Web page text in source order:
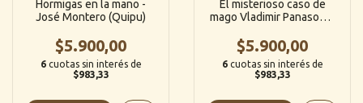
Hormigas en la mano -
José Montero (Quipu)
$5.900,00
6 cuotas sin interés de
$983,33
El misterioso caso de
mago Vladimir Panasoff -
(Quipu)
$5.900,00
6 cuotas sin interés de
$983,33